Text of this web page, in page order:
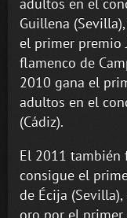
adultos en el
Guillena
el primer premio
flamenco de
2010 gana el
adultos en el
(Cádiz).
El 2011 también
consigue el
de Écija